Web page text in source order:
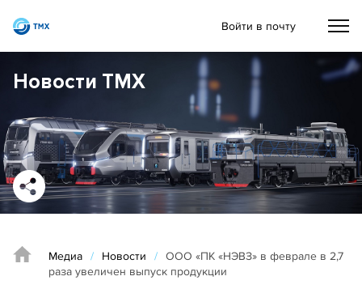
Войти в почту
Новости ТМХ
Медиа / Новости / ООО «ПК «НЭВЗ» в феврале в 2,7
раза увеличен выпуск продукции